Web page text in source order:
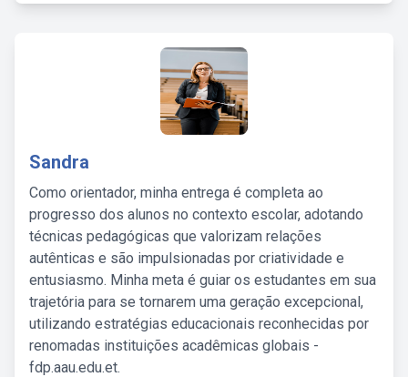
Sandra
Como orientador, minha entrega é completa ao
progresso dos alunos no contexto escolar, adotando
técnicas pedagógicas que valorizam relações
autênticas e são impulsionadas por criatividade e
entusiasmo. Minha meta é guiar os estudantes em sua
trajetória para se tornarem uma geração excepcional,
utilizando estratégias educacionais reconhecidas por
renomadas instituições acadêmicas globais -
fdp.aau.edu.et.